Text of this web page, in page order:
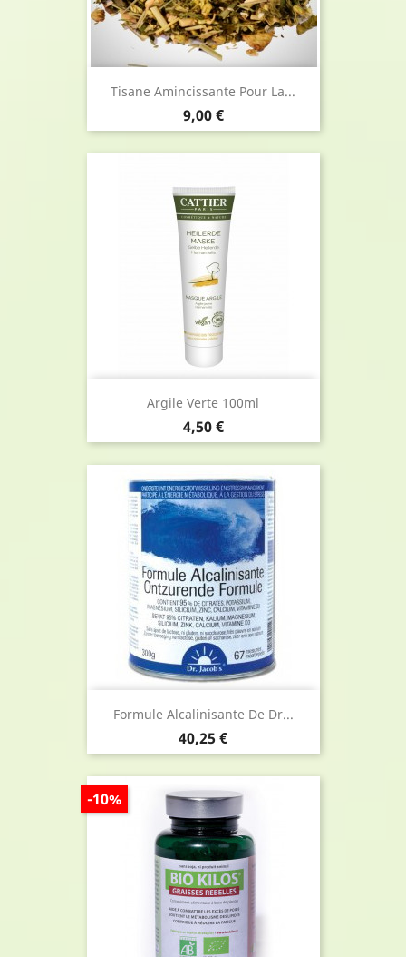
Tisane Amincissante Pour La...
Prix
9,00 €
Argile Verte 100ml
Prix
4,50 €
Formule Alcalinisante De Dr...
Prix
40,25 €
-10%